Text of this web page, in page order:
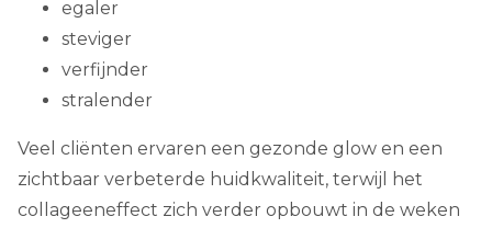
egaler
steviger
verfijnder
stralender
Veel cliënten ervaren een gezonde glow en een
zichtbaar verbeterde huidkwaliteit, terwijl het
collageeneffect zich verder opbouwt in de weken